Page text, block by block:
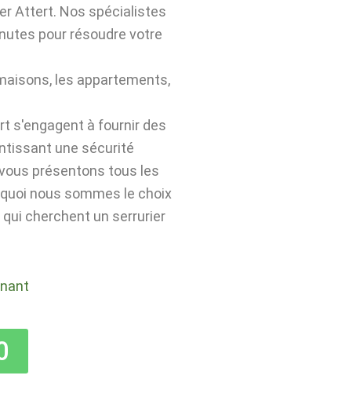
Attert. Nos spécialistes
pour résoudre votre
les appartements,
s'engagent à fournir des
une sécurité
présentons tous les
nous sommes le choix
cherchent un serrurier